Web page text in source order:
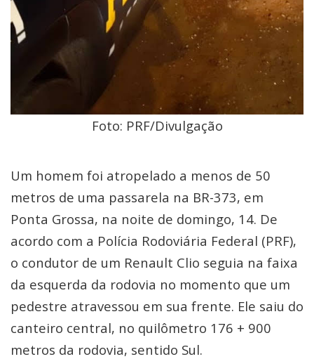
Foto: PRF/Divulgação
Um homem foi atropelado a menos de 50
metros de uma passarela na BR-373, em
Ponta Grossa, na noite de domingo, 14. De
acordo com a Polícia Rodoviária Federal (PRF),
o condutor de um Renault Clio seguia na faixa
da esquerda da rodovia no momento que um
pedestre atravessou em sua frente. Ele saiu do
canteiro central, no quilômetro 176 + 900
metros da rodovia, sentido Sul.